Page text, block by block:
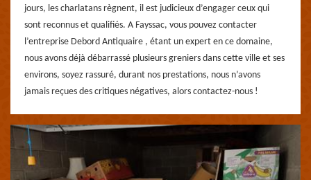
jours, les charlatans règnent, il est judicieux d’engager ceux qui
sont reconnus et qualifiés. A Fayssac, vous pouvez contacter
l’entreprise Debord Antiquaire , étant un expert en ce domaine,
nous avons déjà débarrassé plusieurs greniers dans cette ville et ses
environs, soyez rassuré, durant nos prestations, nous n’avons
jamais reçues des critiques négatives, alors contactez-nous !